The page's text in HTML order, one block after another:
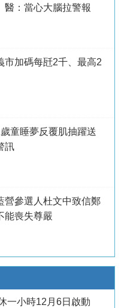
：當心大腦拉警報
加碼每瓩2千、最高2
童睡夢反覆肌抽躍送
訊
參選人杜文中致信鄭
能喪失尊嚴
一小時12月6日啟動